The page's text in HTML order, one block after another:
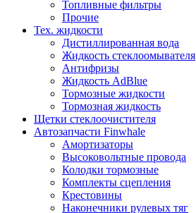
Топливные фильтры
Прочие
Тех. жидкости
Дистиллированная вода
Жидкость стеклоомывателя
Антифризы
Жидкость AdBlue
Тормозные жидкости
Тормозная жидкость
Щетки стеклоочистителя
Автозапчасти Finwhale
Амортизаторы
Высоковольтные провода
Колодки тормозные
Комплекты сцепления
Крестовины
Наконечники рулевых тяг